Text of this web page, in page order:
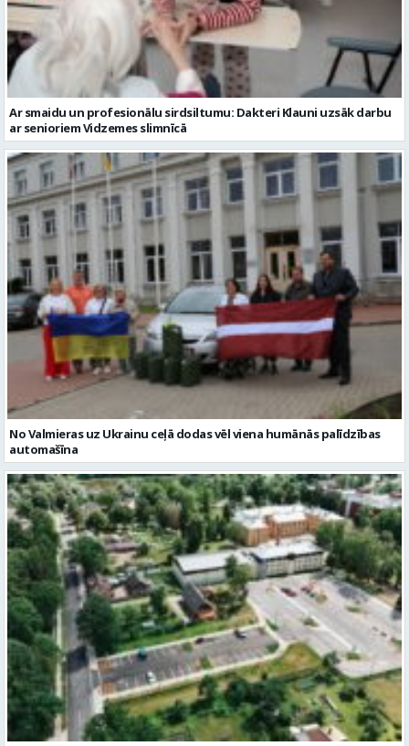
Ar smaidu un profesionālu sirdsiltumu: Dakteri Klauni uzsāk darbu
ar senioriem Vidzemes slimnīcā
No Valmieras uz Ukrainu ceļā dodas vēl viena humānās palīdzības
automašīna